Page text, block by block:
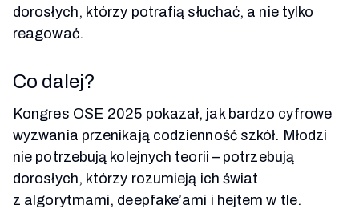
dorosłych, którzy potrafią słuchać, a nie tylko
reagować.
Co dalej?
Kongres OSE 2025 pokazał, jak bardzo cyfrowe
wyzwania przenikają codzienność szkół. Młodzi
nie potrzebują kolejnych teorii – potrzebują
dorosłych, którzy rozumieją ich świat
z algorytmami, deepfake’ami i hejtem w tle.